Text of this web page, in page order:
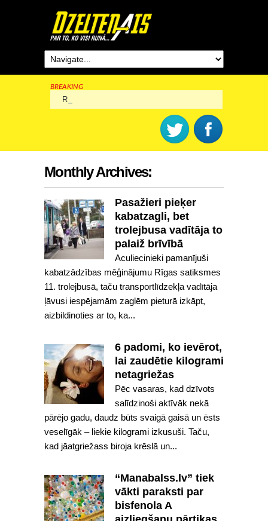
BREAKING
Rīga šogad svinēs 825. dzimšanas dienu
Monthly Archives:
Pasažieri pieķer
kabatzagli, bet
trolejbusa vadītāja to
palaiž brīvībā
Aculiecinieki pamanījuši
kabatzādzības mēģinājumu Rīgas satiksmes
11. trolejbusā, taču transportlīdzekļa vadītāja
ļāvusi iespējamām zaglēm pieturā izkāpt,
aizbildinoties ar to, ka...
6 padomi, ko ievērot,
lai zaudētie kilogrami
netagriežas
Pēc vasaras, kad dzīvots
salīdzinoši aktīvāk nekā
pārējo gadu, daudz būts svaigā gaisā un ēsts
veselīgāk – liekie kilogrami izkusuši. Taču,
kad jāatgriežass biroja krēslā un...
“Manabalss.lv” tiek
vākti paraksti par
bisfenola A